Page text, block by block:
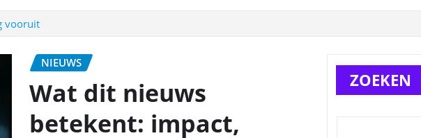
vooruit
NIEUWS
Wat dit nieuws
betekent: impact,
ZOEKEN